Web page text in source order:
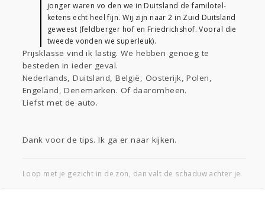
jonger waren vo den we in Duitsland de familotel-
ketens echt heel fijn. Wij zijn naar 2 in Zuid Duitsland
geweest (feldberger hof en Friedrichshof. Vooral die
tweede vonden we superleuk).
Prijsklasse vind ik lastig. We hebben genoeg te
besteden in ieder geval.
Nederlands, Duitsland, België, Oosterijk, Polen,
Engeland, Denemarken. Of daaromheen.
Liefst met de auto.
Dank voor de tips. Ik ga er naar kijken.
Loop met je gezicht in de zon, dan valt de schaduw achter je.